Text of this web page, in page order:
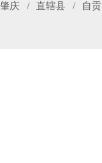
肇庆
直辖县 自贡